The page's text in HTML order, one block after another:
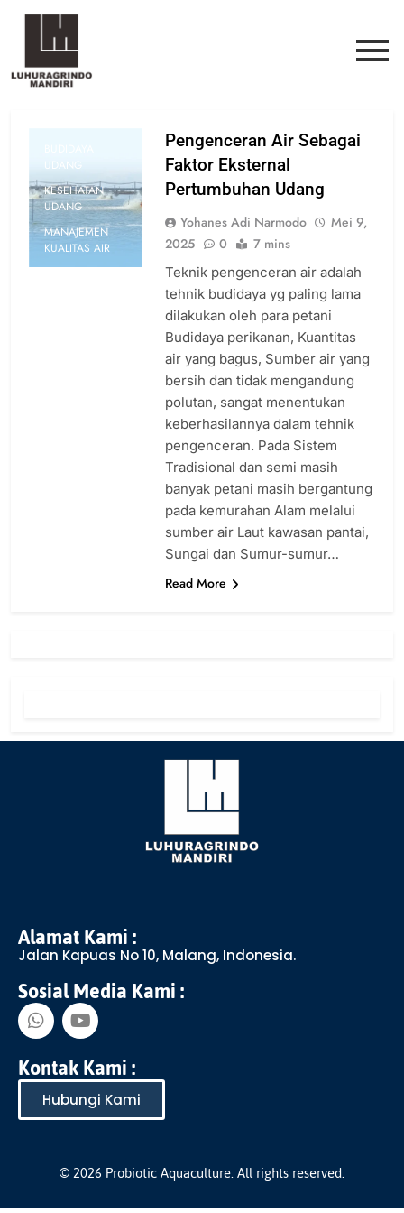
UDANG
KESEHATAN
UDANG
MANAJEMEN
KUALITAS AIR
Pengenceran Air Sebagai
Faktor Eksternal
Pertumbuhan Udang
Yohanes Adi Narmodo
Mei 9,
2025
0 7 mins
Teknik pengenceran air adalah
tehnik budidaya yg paling lama
dilakukan oleh para petani
Budidaya perikanan, Kuantitas
air yang bagus, Sumber air yang
bersih dan tidak mengandung
polutan, sangat menentukan
keberhasilannya dalam tehnik
pengenceran. Pada Sistem
Tradisional dan semi masih
banyak petani masih bergantung
pada kemurahan Alam melalui
sumber air Laut kawasan pantai,
Sungai dan Sumur-sumur…
Read More
Alamat Kami :
Jalan Kapuas No 10, Malang, Indonesia.
Sosial Media Kami :
Kontak Kami :
Hubungi Kami
© 2026 Probiotic Aquaculture. All rights reserved.